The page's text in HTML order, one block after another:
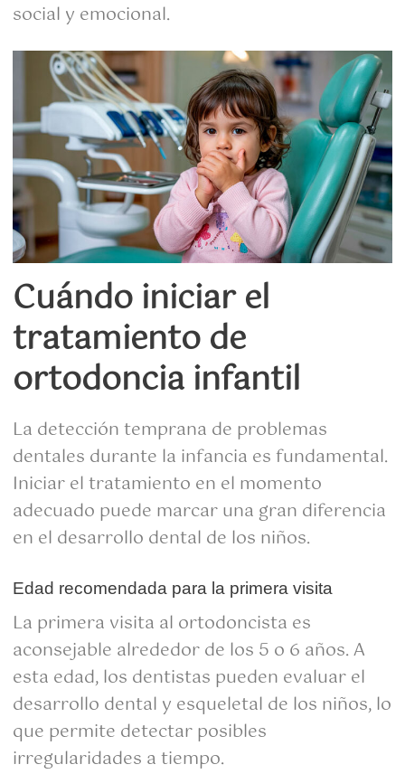
social y emocional.
Cuándo iniciar el
tratamiento de
ortodoncia infantil
La detección temprana de problemas
dentales durante la infancia es fundamental.
Iniciar el tratamiento en el momento
adecuado puede marcar una gran diferencia
en el desarrollo dental de los niños.
Edad recomendada para la primera visita
La primera visita al ortodoncista es
aconsejable alrededor de los 5 o 6 años. A
esta edad, los dentistas pueden evaluar el
desarrollo dental y esqueletal de los niños, lo
que permite detectar posibles
irregularidades a tiempo.